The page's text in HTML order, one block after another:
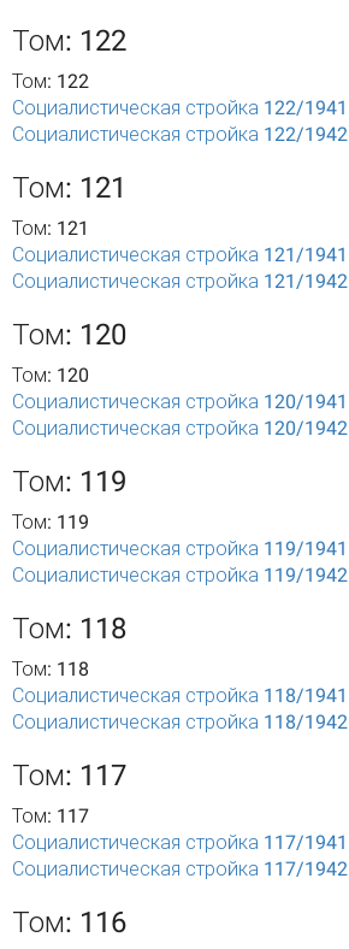
Том: 122
Том: 122
Социалистическая стройка 122/1941
Социалистическая стройка 122/1942
Том: 121
Том: 121
Социалистическая стройка 121/1941
Социалистическая стройка 121/1942
Том: 120
Том: 120
Социалистическая стройка 120/1941
Социалистическая стройка 120/1942
Том: 119
Том: 119
Социалистическая стройка 119/1941
Социалистическая стройка 119/1942
Том: 118
Том: 118
Социалистическая стройка 118/1941
Социалистическая стройка 118/1942
Том: 117
Том: 117
Социалистическая стройка 117/1941
Социалистическая стройка 117/1942
Том: 116